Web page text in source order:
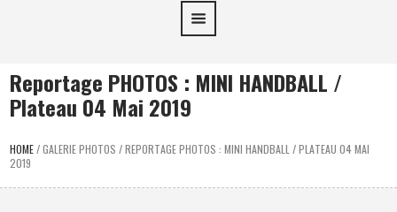
Reportage PHOTOS : MINI HANDBALL /
Plateau 04 Mai 2019
HOME/GALERIE PHOTOS /REPORTAGE PHOTOS : MINI HANDBALL / PLATEAU 04 MAI
2019